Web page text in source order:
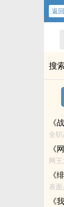
返回
搜
《
全职
《
网
节
《
表
零
《